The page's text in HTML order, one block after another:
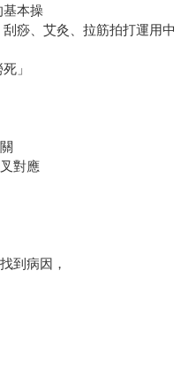
基本操
痧、艾灸、拉筋拍打運用中
」
對應
到病因，